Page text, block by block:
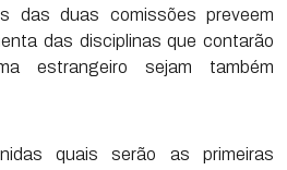
das duas comissões preveem
das disciplinas que contarão
estrangeiro sejam também
quais serão as primeiras